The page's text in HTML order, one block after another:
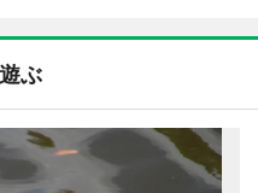
ぶ